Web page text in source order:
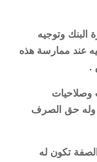
البنك وتوجيه
عند ممارسة هذه
.
وله حق الصرف
تكون له